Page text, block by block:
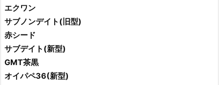
エクワン
サブノンデイト(旧型)
赤シード
サブデイト(新型)
GMT茶黒
オイパペ36(新型)